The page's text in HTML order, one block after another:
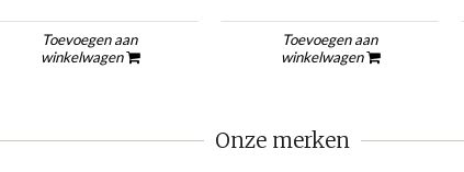
Toevoegen aan
winkelwagen
Toevoegen aan
winkelwagen
Onze merken